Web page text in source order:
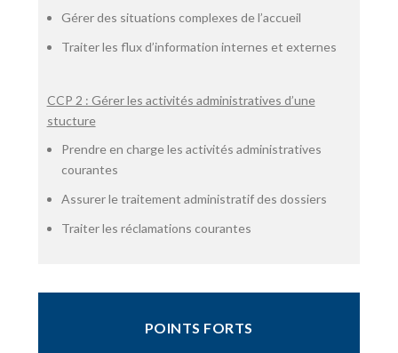
Gérer des situations complexes de l’accueil
Traiter les flux d’information internes et externes
CCP 2 : Gérer les activités administratives d’une
stucture
Prendre en charge les activités administratives
courantes
Assurer le traitement administratif des dossiers
Traiter les réclamations courantes
POINTS FORTS